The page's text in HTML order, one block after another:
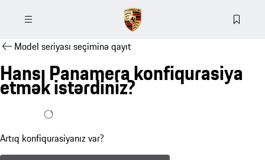
Model seriyası seçiminə qayıt
Hansı Panamera konfiqurasiya
etmək istərdiniz?
Artıq konfiqurasiyam var
Artıq konfiqurasiyanız var?